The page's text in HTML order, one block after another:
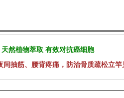
然植物萃取 有效对抗癌细胞
抽筋、腰背疼痛，防治骨质疏松立竿